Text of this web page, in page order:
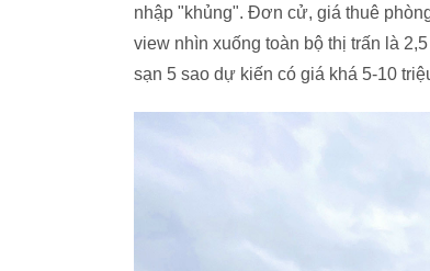
nhập "khủng". Đơn cử, giá thuê
view nhìn xuống toàn bộ thị trấn là
sạn 5 sao dự kiến có giá khá 5-10